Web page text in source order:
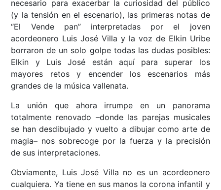
necesario para exacerbar la curiosidad del público
(y la tensión en el escenario), las primeras notas de
“El Vende pan” interpretadas por el joven
acordeonero Luis José Villa y la voz de Elkin Uribe
borraron de un solo golpe todas las dudas posibles:
Elkin y Luis José están aquí para superar los
mayores retos y encender los escenarios más
grandes de la música vallenata.
La unión que ahora irrumpe en un panorama
totalmente renovado –donde las parejas musicales
se han desdibujado y vuelto a dibujar como arte de
magia– nos sobrecoge por la fuerza y la precisión
de sus interpretaciones.
Obviamente, Luis José Villa no es un acordeonero
cualquiera. Ya tiene en sus manos la corona infantil y